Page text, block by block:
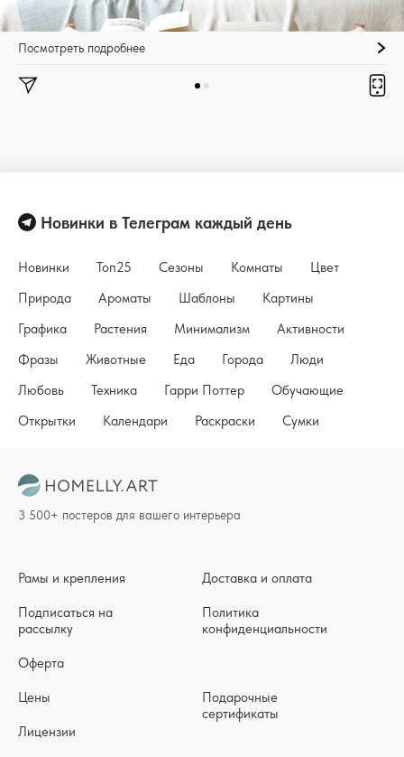
Посмотреть подробнее
Новинки в Телеграм каждый день
Новинки Топ25 Сезоны Комнаты
Цвет
Природа
Ароматы Шаблоны
Картины
Графика
Растения Минимализм
Активности
Фразы
Животные Еда Города
Люди
Любовь
Техника Гарри Поттер
Обучающие
Открытки
Календари Раскраски Сумки
Рамы и крепления
Подписаться на
рассылку
Оферта
Доставка и оплата
Политика
конфиденциальности
Цены
Лицензии
Подарочные
сертификаты
3 500+ постеров для вашего интерьера